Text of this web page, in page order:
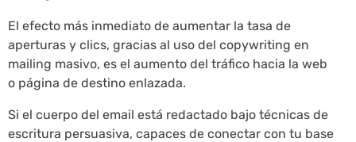
El efecto más inmediato de aumentar la tasa de
aperturas y clics, gracias al uso del copywriting en
mailing masivo, es el aumento del tráfico hacia la web
o página de destino enlazada.
Si el cuerpo del email está redactado bajo técnicas de
escritura persuasiva, capaces de conectar con tu base